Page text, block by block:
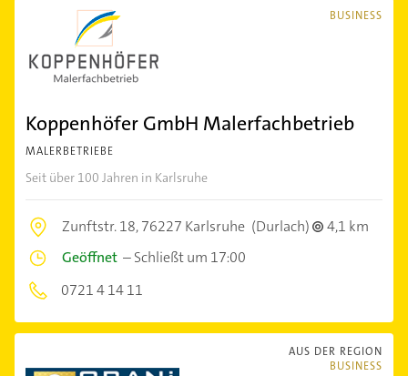
BUSINESS
Koppenhöfer GmbH Malerfachbetrieb
MALERBETRIEBE
Seit über 100 Jahren in Karlsruhe
Zunftstr. 18,76227 Karlsruhe (Durlach)
4,1 km
Geöffnet –Schließt um 17:00
0721 4 14 11
AUS DER REGION
BUSINESS